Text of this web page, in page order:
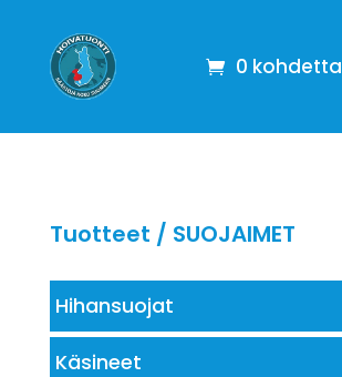
0 kohdetta
Tuotteet / SUOJAIMET
Hihansuojat
Käsineet